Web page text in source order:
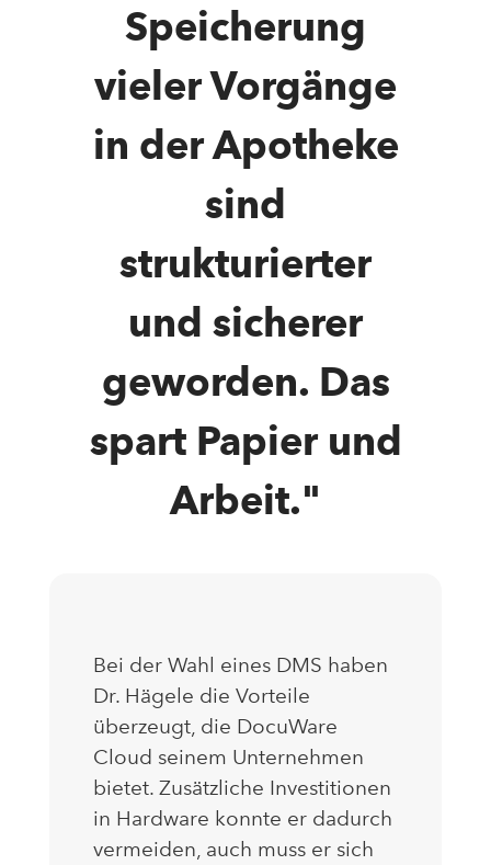
Speicherung
vieler Vorgänge
in der Apotheke
sind
strukturierter
und sicherer
geworden. Das
spart Papier und
Arbeit."
Bei der Wahl eines DMS haben
Dr. Hägele die Vorteile
überzeugt, die DocuWare
Cloud seinem Unternehmen
bietet. Zusätzliche Investitionen
in Hardware konnte er dadurch
vermeiden, auch muss er sich